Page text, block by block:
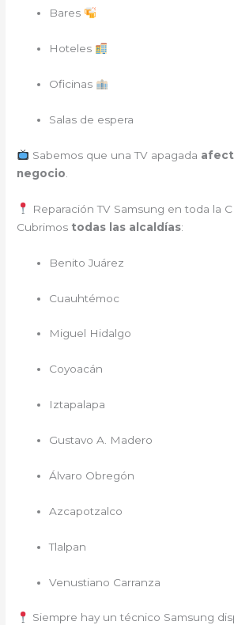
Bares
Hoteles
Oficinas
Salas de espera
Sabemos que una TV apagada
negocio
Reparación TV Samsung en toda la
Cubrimos todas las alcaldías:
Benito Juárez
Cuauhtémoc
Miguel Hidalgo
Coyoacán
Iztapalapa
Gustavo A. Madero
Álvaro Obregón
Azcapotzalco
Tlalpan
Venustiano Carranza
Siempre hay un técnico Samsung